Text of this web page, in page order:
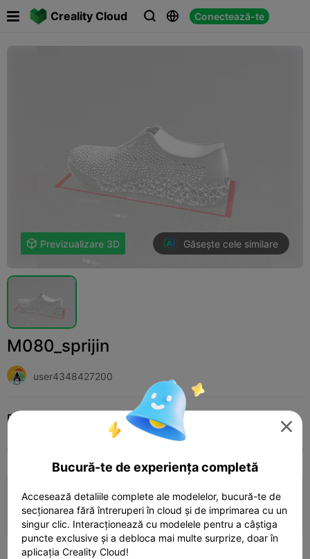
Creality Cloud   Conectează-te
 Previzualizare 3D Găsește cele similare
M080_sprijin
user4348427200
Print Settings (1) Adaugă Fashion
0.2mm layer, 2 walls, 10 infill
 08h 24m  1 plates  117.39g

Bucură-te de experiența completă
Accesează detaliile complete ale modelelor, bucură-te de
secționarea fără întreruperi în cloud și de imprimarea cu un
singur clic. Interacționează cu modelele pentru a câștiga
puncte exclusive și a debloca mai multe surprize, doar în
aplicația Creality Cloud!